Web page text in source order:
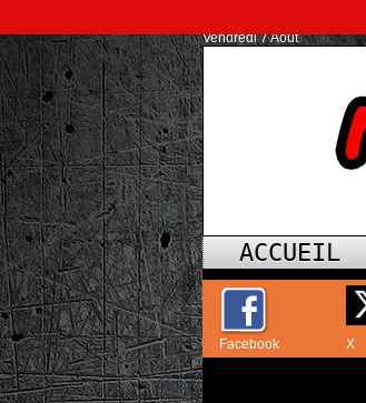
Vendredi 7 Août
ACCUEIL
Facebook X